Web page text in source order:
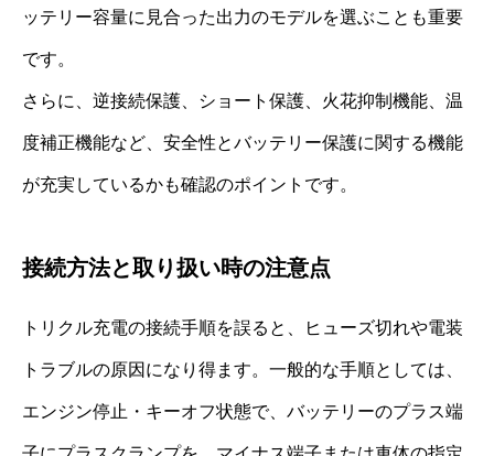
ッテリー容量に見合った出力のモデルを選ぶことも重要
です。
さらに、逆接続保護、ショート保護、火花抑制機能、温
度補正機能など、安全性とバッテリー保護に関する機能
が充実しているかも確認のポイントです。
接続方法と取り扱い時の注意点
トリクル充電の接続手順を誤ると、ヒューズ切れや電装
トラブルの原因になり得ます。一般的な手順としては、
エンジン停止・キーオフ状態で、バッテリーのプラス端